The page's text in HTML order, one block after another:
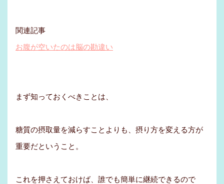
関連記事
お腹が空いたのは脳の勘違い
まず知っておくべきことは、
糖質の摂取量を減らすことよりも、摂り方を変える方が
重要だということ。
これを押さえておけば、誰でも簡単に継続できるので